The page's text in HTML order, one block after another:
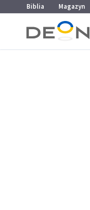
Przejdź do menu głównego
Przejdź do treści
Biblia Magazyn